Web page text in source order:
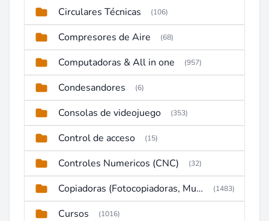
Circulares Técnicas (106)
Compresores de Aire (68)
Computadoras & All in one (957)
Condesandores (6)
Consolas de videojuego (353)
Control de acceso (15)
Controles Numericos (CNC) (32)
Copiadoras (Fotocopiadoras, Multifunctions, Ploter, etc) (1483)
Cursos (1016)